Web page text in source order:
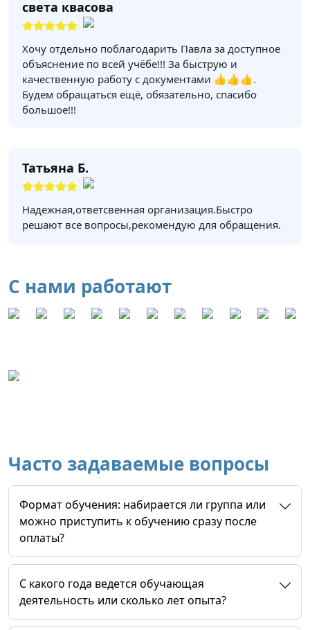
света квасова
Хочу отдельно поблагодарить Павла за доступное
объяснение по всей учёбе!!! За быструю и
качественную работу с документами 👍👍👍.
Будем обращаться ещё, обязательно, спасибо
большое!!!
Татьяна Б.
Надежная,ответсвенная организация.Быстро
решают все вопросы,рекомендую для обращения.
С нами работают
Часто задаваемые вопросы
Формат обучения: набирается ли группа или
можно приступить к обучению сразу после
оплаты?
C какого года ведется обучающая
деятельность или сколько лет опыта?